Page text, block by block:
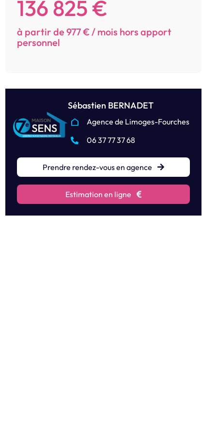
136 825 €
à partir de 977 € / mois hors apport
personnel
Sébastien BERNADET
Agence de Limoges-Fourches
06 37 77 37 68
Prendre rendez-vous en agence
Estimation en ligne